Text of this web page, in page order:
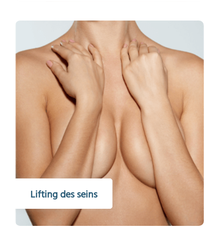
Lifting des seins